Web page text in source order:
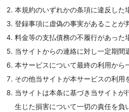
本規約のいずれかの条項に違反した
登録事項に虚偽の事実があることが
料金等の支払債務の不履行があった
当サイトからの連絡に対し一定期間
本サービスについて最終の利用から
その他当サイトが本サービスの利用
当サイトは本条に基づき当サイトが
生じた損害について一切の責任を負